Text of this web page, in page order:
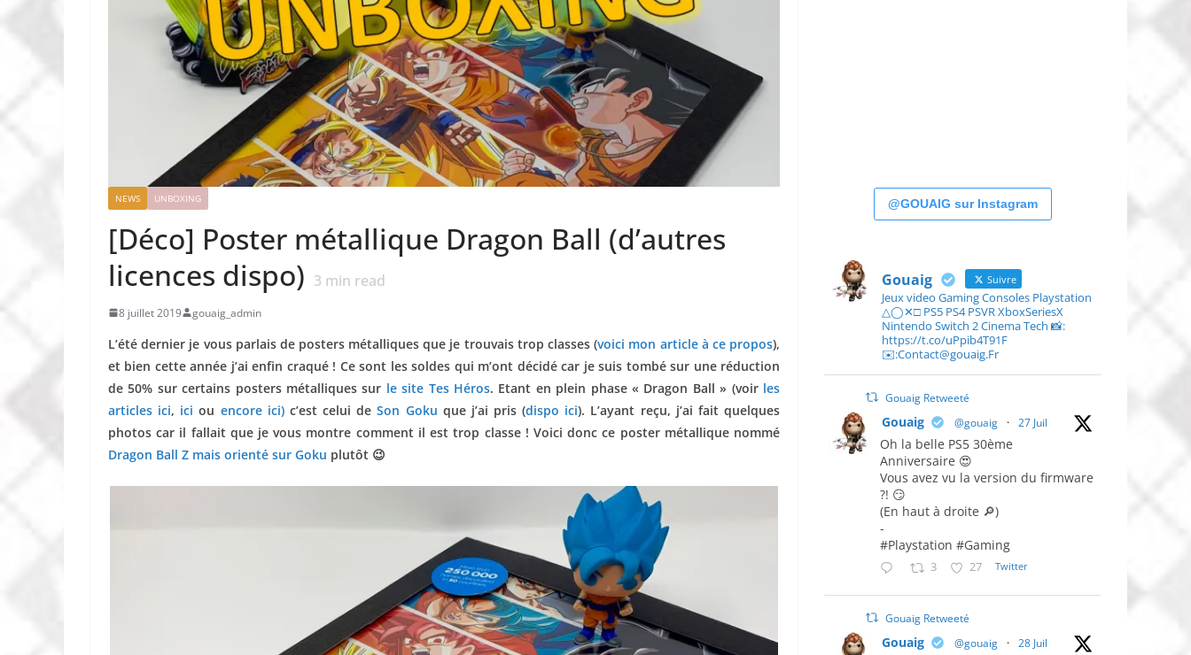
NEWS UNBOXING
[Déco] Poster métallique Dragon Ball (d’autres
licences dispo) 3 min read
8 juillet 2019 gouaig_admin
L’été dernier je vous parlais de posters métalliques que je trouvais trop classes (voici mon article à ce propos),
et bien cette année j’ai enfin craqué ! Ce sont les soldes qui m’ont décidé car je suis tombé sur une réduction
de 50% sur certains posters métalliques sur le site Tes Héros. Etant en plein phase « Dragon Ball » (voir les
articles ici, ici ou encore ici)c’est celui deSon Goku que j’ai pris (dispo ici). L’ayant reçu, j’ai fait quelques
photos car il fallait que je vous montre comment il est trop classe ! Voici donc ce poster métallique nommé
Dragon Ball Z mais orienté sur Goku plutôt 😉
@GOUAIG sur Instagram
Gouaig Suivre
Jeux video Gaming Consoles Playstation
△◯✕□ PS5 PS4 PSVR XboxSeriesX
Nintendo Switch 2 Cinema Tech 📸:
https://t.co/uPpib4T91F
✉️:Contact@gouaig.Fr
Gouaig Retweeté
Gouaig @gouaig · 27 Juil
Oh la belle PS5 30ème
Anniversaire 😍
Vous avez vu la version du firmware
?! 😏
(En haut à droite 🔎)
-
#Playstation #Gaming
3 27 Twitter
Gouaig Retweeté
Gouaig @gouaig · 28 Juil